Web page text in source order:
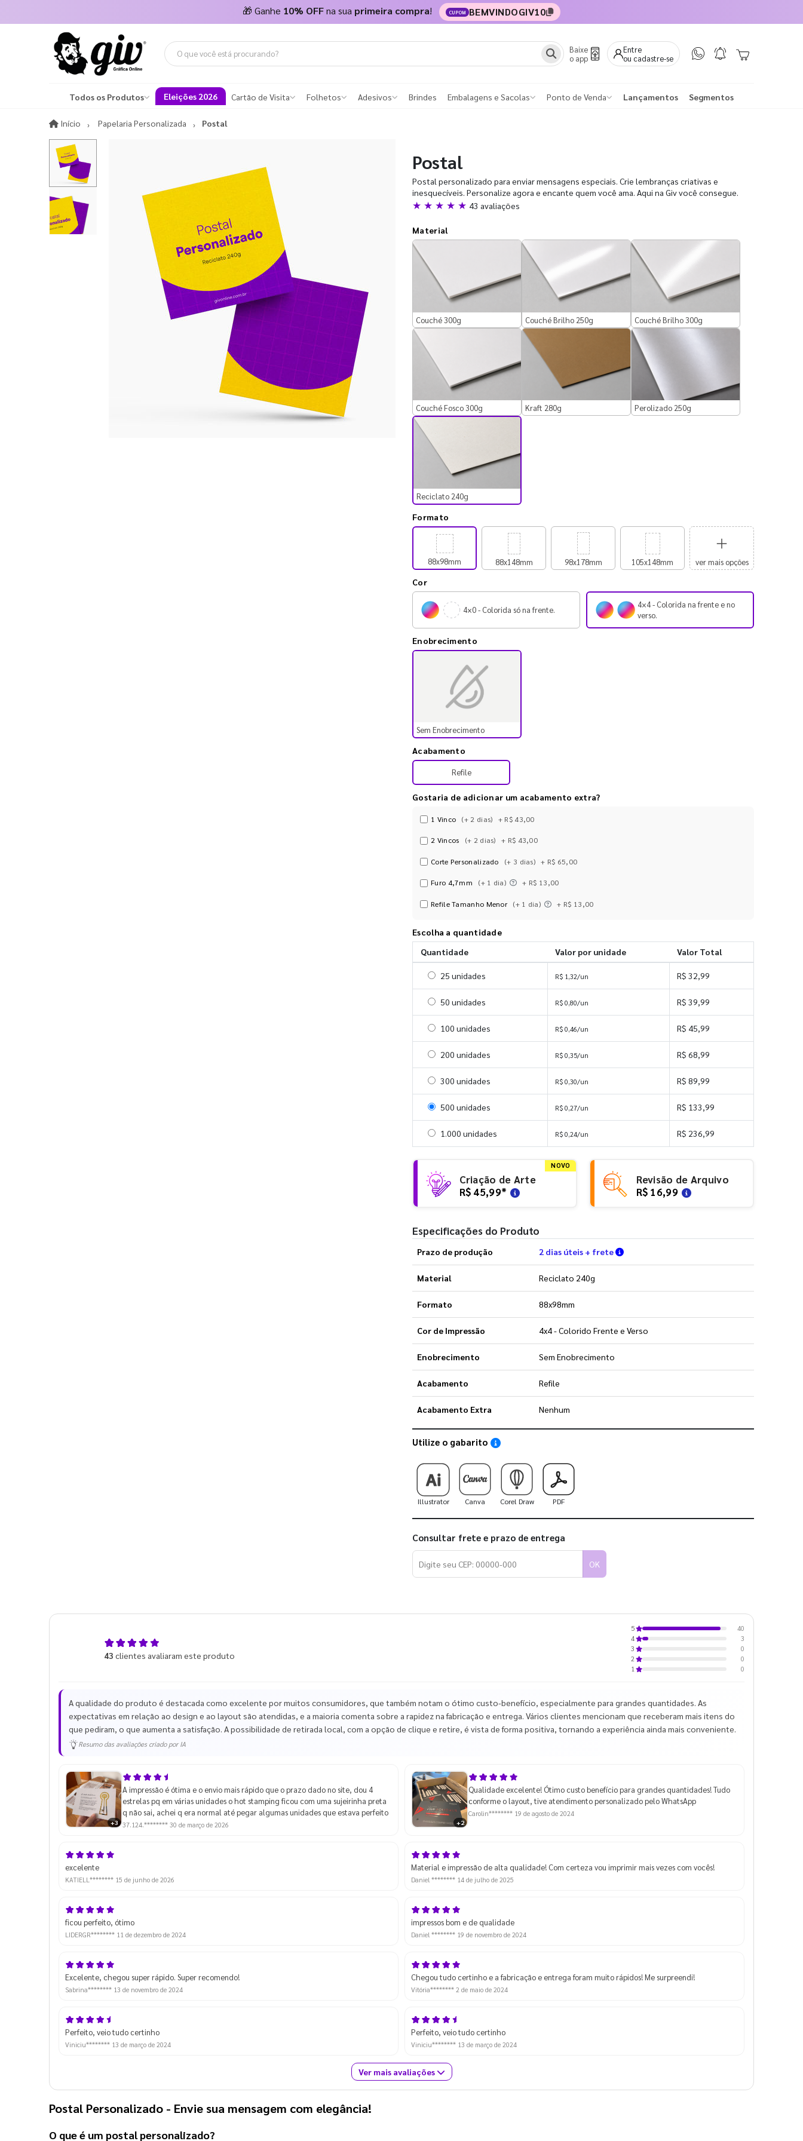
🎁 Ganhe 10% OFFna sua primeira compra! CUPOM BEMVINDOGIV10
Baixe
o app
Entre
ou cadastre-se
Todos os Produtos Eleições 2026 Cartão de Visita Folhetos Adesivos Brindes Embalagens e Sacolas Ponto de Venda Lançamentos Segmentos
Início InícioPapelaria Personalizada Postal
Postal
Postal personalizado para enviar mensagens especiais. Crie lembranças criativas e
inesquecíveis. Personalize agora e encante quem você ama. Aqui na Giv você consegue.
★ ★ ★ ★ ★ 43 avaliações
Material
Couché 300g Couché Brilho 250g Couché Brilho 300g
Couché Fosco 300g Kraft 280g Perolizado 250g
Reciclato 240g
Formato
88x98mm 88x148mm 98x178mm 105x148mm ver mais opções
Cor
4×0 - Colorida só na frente.
4×4 - Colorida na frente e no
verso.
Enobrecimento
Sem Enobrecimento
Acabamento
Refile
Gostaria de adicionar um acabamento extra?
1 Vinco (+ 2 dias) + R$ 43,00
2 Vincos (+ 2 dias) + R$ 43,00
Corte Personalizado (+ 3 dias) + R$ 65,00
Furo 4,7mm (+ 1 dia) + R$ 13,00
Refile Tamanho Menor (+ 1 dia) + R$ 13,00
Escolha a quantidade
Quantidade
Valor por unidade Valor Total
Selecionar 25 unidades
25 unidades R$ 1,32/un R$ 32,99
Selecionar 50 unidades
50 unidades R$ 0,80/un R$ 39,99
Selecionar 100 unidades
100 unidades R$ 0,46/un R$ 45,99
Selecionar 200 unidades
200 unidades R$ 0,35/un R$ 68,99
Selecionar 300 unidades
300 unidades R$ 0,30/un R$ 89,99
Selecionar 500 unidades
500 unidades R$ 0,27/un R$ 133,99
Selecionar 1000 unidades
1.000 unidades R$ 0,24/un R$ 236,99
NOVO
Criação de Arte
R$ 45,99*
Revisão de Arquivo
R$ 16,99
Especificações do Produto
Prazo de produção 2 dias úteis + frete Verifique as condições de entrega
Material Reciclato 240g
Formato 88x98mm
Cor de Impressão 4x4 - Colorido Frente e Verso
Enobrecimento Sem Enobrecimento
Acabamento Refile
Acabamento Extra Nenhum
Utilize o gabarito Saiba como utilizar os nossos gabaritos
Illustrator Canva Corel Draw PDF
Consultar frete e prazo de entrega
OK
43 clientes avaliaram este produto
5
40
4
3
3
0
2
0
1
0
A qualidade do produto é destacada como excelente por muitos consumidores, que também notam o ótimo custo-benefício, especialmente para grandes quantidades. As
expectativas em relação ao design e ao layout são atendidas, e a maioria comenta sobre a rapidez na fabricação e entrega. Vários clientes mencionam que receberam mais itens do
que pediram, o que aumenta a satisfação. A possibilidade de retirada local, com a opção de clique e retire, é vista de forma positiva, tornando a experiência ainda mais conveniente.
Resumo das avaliações criado por IA
+3
A impressão é ótima e o envio mais rápido que o prazo dado no site, dou 4
estrelas pq em várias unidades o hot stamping ficou com uma sujeirinha preta
q não sai, achei q era normal até pegar algumas unidades que estava perfeito
37.124.******** 30 de março de 2026 +2
Qualidade excelente! Ótimo custo benefício para grandes quantidades! Tudo
conforme o layout, tive atendimento personalizado pelo WhatsApp
Carolin******** 19 de agosto de 2024
excelente
KATIELL******** 15 de junho de 2026
Material e impressão de alta qualidade! Com certeza vou imprimir mais vezes com vocês!
Daniel ******** 14 de julho de 2025
ficou perfeito, ótimo
LIDERGR******** 11 de dezembro de 2024
impressos bom e de qualidade
Daniel ******** 19 de novembro de 2024
Excelente, chegou super rápido. Super recomendo!
Sabrina******** 13 de novembro de 2024
Chegou tudo certinho e a fabricação e entrega foram muito rápidos! Me surpreendi!
Vitória******** 2 de maio de 2024
Perfeito, veio tudo certinho
Viniciu******** 13 de março de 2024
Perfeito, veio tudo certinho
Viniciu******** 13 de março de 2024
Ver mais avaliações
Postal Personalizado - Envie sua mensagem com elegância!
O que é um postal personalizado?